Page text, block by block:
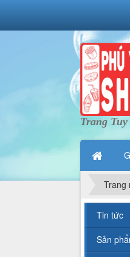
Trang
Trang
Tin tức
Sản